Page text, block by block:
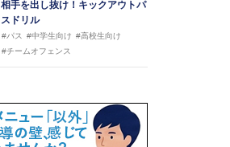
相手を出し抜け！キックアウトパ
スドリル
#パス #中学生向け #高校生向け
#チームオフェンス